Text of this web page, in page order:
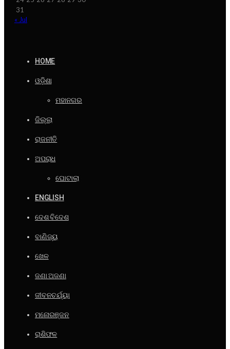
31
« Jul
HOME
ଓଡ଼ିଶା
ମହାନଗର
ଜିଲ୍ଲା
ରାଜନୀତି
ଅପରାଧ
ଘୋଟାଲା
ENGLISH
ଦେଶ ବିଦେଶ
ବାଣିଜ୍ୟ
ଖେଳ
ଜଣା ଅଜଣା
ଜୀବନଚର୍ଯ୍ୟା
ମନୋରଞ୍ଜନ
ରାଶିଫଳ